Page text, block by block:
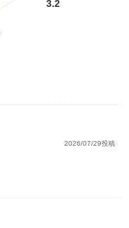
3.2
2026/07/29投稿